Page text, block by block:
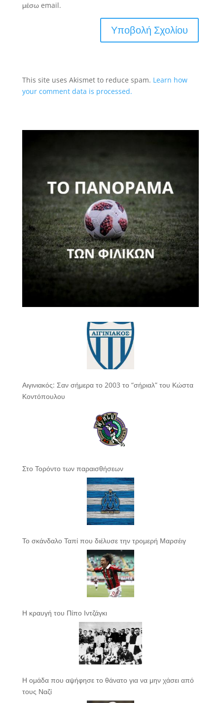
μέσω email.
This site uses Akismet to reduce spam. Learn how
your comment data is processed.
Αιγινιακός: Σαν σήμερα το 2003 το “σήριαλ” του Κώστα
Κοντόπουλου
Στο Τορόντο των παραισθήσεων
Το σκάνδαλο Ταπί που διέλυσε την τρομερή Μαρσέιγ
Η κραυγή του Πίπο Ιντζάγκι
Η ομάδα που αψήφησε το θάνατο για να μην χάσει από
τους Ναζί